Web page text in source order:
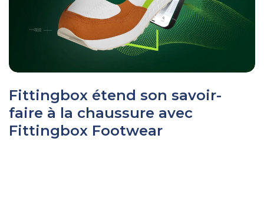
Fittingbox étend son savoir-
faire à la chaussure avec
Fittingbox Footwear